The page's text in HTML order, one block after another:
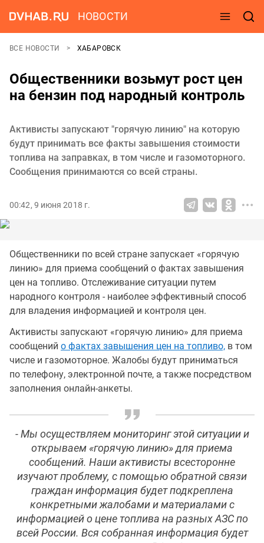
НОВОСТИ
ВСЕ НОВОСТИ ХАБАРОВСК
Общественники возьмут рост цен
на бензин под народный контроль
Активисты запускают "горячую линию" на которую
будут принимать все факты завышения стоимости
топлива на заправках, в том числе и газомоторного.
Сообщения принимаются со всей страны.
00:42, 9 июня 2018 г.
Общественники по всей стране запускает «горячую
линию» для приема сообщений о фактах завышения
цен на топливо. Отслеживание ситуации путем
народного контроля - наиболее эффективный способ
для владения информацией и контроля цен.
Активисты запускают «горячую линию» для приема
сообщений о фактах завышения цен на топливо, в том
числе и газомоторное. Жалобы будут приниматься
по телефону, электронной почте, а также посредством
заполнения онлайн-анкеты.
- Мы осуществляем мониторинг этой ситуации и
открываем «горячую линию» для приема
сообщений. Наши активисты всесторонне
изучают проблему, с помощью обратной связи
граждан информация будет подкреплена
конкретными жалобами и материалами с
информацией о цене топлива на разных АЗС по
всей России. Вся собранная информация будет